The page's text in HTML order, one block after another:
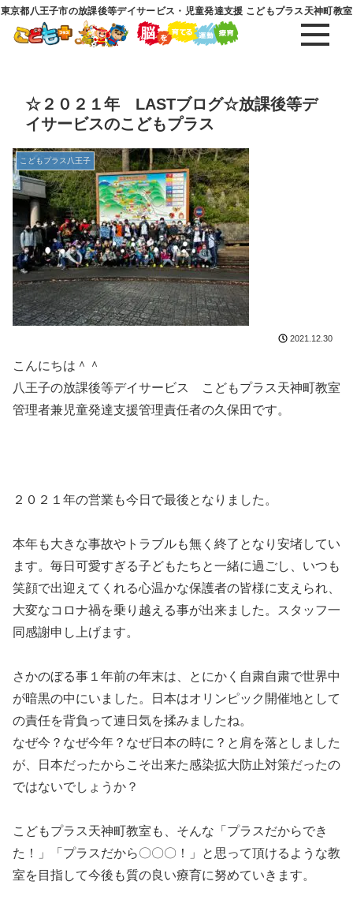
東京都八王子市の放課後等デイサービス・児童発達支援 こどもプラス天神町教室
☆２０２１年 LASTブログ☆放課後等デ
イサービスのこどもプラス
こどもプラス八王子
2021.12.30
こんにちは＾＾
八王子の放課後等デイサービス こどもプラス天神町教室
管理者兼児童発達支援管理責任者の久保田です。
２０２１年の営業も今日で最後となりました。
本年も大きな事故やトラブルも無く終了となり安堵してい
ます。毎日可愛すぎる子どもたちと一緒に過ごし、いつも
笑顔で出迎えてくれる心温かな保護者の皆様に支えられ、
大変なコロナ禍を乗り越える事が出来ました。スタッフ一
同感謝申し上げます。
さかのぼる事１年前の年末は、とにかく自粛自粛で世界中
が暗黒の中にいました。日本はオリンピック開催地として
の責任を背負って連日気を揉みましたね。
なぜ今？なぜ今年？なぜ日本の時に？と肩を落としました
が、日本だったからこそ出来た感染拡大防止対策だったの
ではないでしょうか？
こどもプラス天神町教室も、そんな「プラスだからでき
た！」「プラスだから〇〇〇！」と思って頂けるような教
室を目指して今後も質の良い療育に努めていきます。